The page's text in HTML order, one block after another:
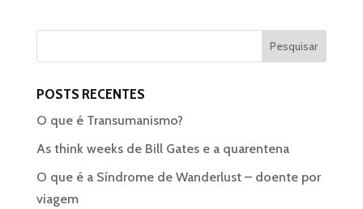
POSTS RECENTES
O que é Transumanismo?
As think weeks de Bill Gates e a quarentena
O que é a Síndrome de Wanderlust – doente por
viagem